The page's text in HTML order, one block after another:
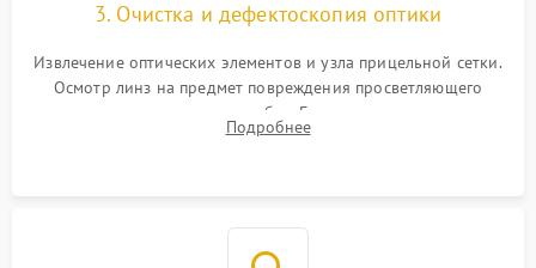
3. Очистка и дефектоскопия оптики
Извлечение оптических элементов и узла прицельной сетки.
Осмотр линз на предмет повреждения просветляющего
покрытия или появления грибка. Бережная очистка стекол
спецрастворами. Проверка целостности гравированной
Подробнее